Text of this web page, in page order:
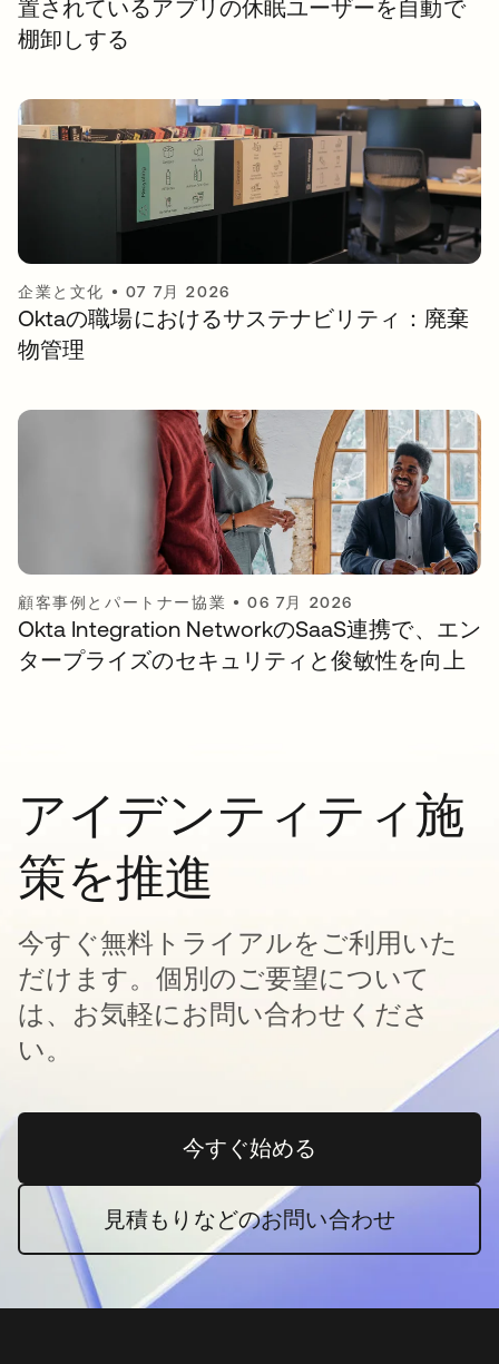
置されているアプリの休眠ユーザーを自動で
棚卸しする
企業と文化 • 07 7月 2026
Oktaの職場におけるサステナビリティ：廃棄
物管理
顧客事例とパートナー協業 •06 7月 2026
Okta Integration NetworkのSaaS連携で、エン
タープライズのセキュリティと俊敏性を向上
アイデンティティ施
策を推進
今すぐ無料トライアルをご利用いた
だけます。個別のご要望について
は、お気軽にお問い合わせくださ
い。
今すぐ始める新しいタブで開く
見積もりなどのお問い合わせ